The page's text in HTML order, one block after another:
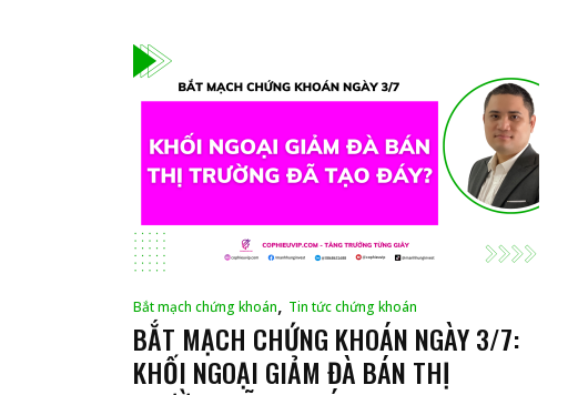
Bắt mạch chứng khoán, Tin tức chứng khoán
BẮT MẠCH CHỨNG KHOÁN NGÀY 3/7:
KHỐI NGOẠI GIẢM ĐÀ BÁN THỊ